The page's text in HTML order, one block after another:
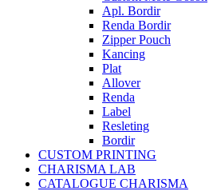
Apl. Bordir
Renda Bordir
Zipper Pouch
Kancing
Plat
Allover
Renda
Label
Resleting
Bordir
CUSTOM PRINTING
CHARISMA LAB
CATALOGUE CHARISMA